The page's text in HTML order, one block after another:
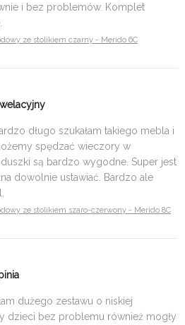
i bez problemów. Komplet
ze stolikiem czarny - Merido 6C
długo szukałam takiego mebla i
spędzać wieczory w
są bardzo wygodne. Super jest
dowolnie ustawiać. Bardzo ale
ze stolikiem szaro-czerwony - Merido 8C
dużego zestawu o niskiej
dzieci bez problemu również mogły